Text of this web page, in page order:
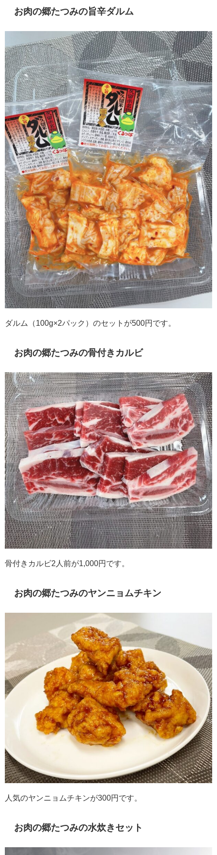
お肉の郷たつみの旨辛ダルム
ダルム（100g×2パック）のセットが500円です。
お肉の郷たつみの骨付きカルビ
骨付きカルビ2人前が1,000円です。
お肉の郷たつみのヤンニョムチキン
人気のヤンニョムチキンが300円です。
お肉の郷たつみの水炊きセット